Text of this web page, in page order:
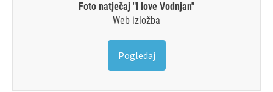
Foto natječaj "I love Vodnjan"
Web izložba
Pogledaj